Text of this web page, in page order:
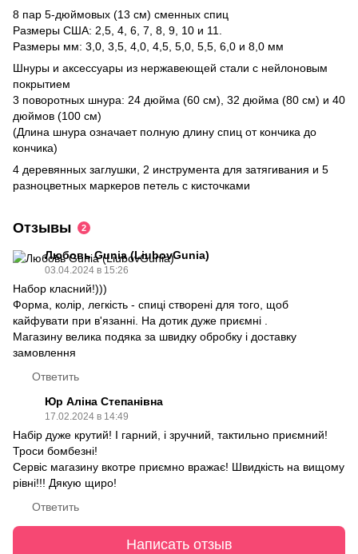
8 пар 5-дюймовых (13 см) сменных спиц
Размеры США: 2,5, 4, 6, 7, 8, 9, 10 и 11.
Размеры мм: 3,0, 3,5, 4,0, 4,5, 5,0, 5,5, 6,0 и 8,0 мм
Шнуры и аксессуары из нержавеющей стали с нейлоновым
покрытием
3 поворотных шнура: 24 дюйма (60 см), 32 дюйма (80 см) и 40
дюймов (100 см)
(Длина шнура означает полную длину спиц от кончика до
кончика)
4 деревянных заглушки, 2 инструмента для затягивания и 5
разноцветных маркеров петель с кисточками
Отзывы 2
Любовь Gunia (LiubovGunia)
03.04.2024 в 15:26
Набор класний!)))
Форма, колір, легкість - спиці створені для того, щоб
кайфувати при в'язанні. На дотик дуже приємні .
Магазину велика подяка за швидку обробку і доставку
замовлення
Ответить
Юр Аліна Степанівна
17.02.2024 в 14:49
Набір дуже крутий! І гарний, і зручний, тактильно приємний!
Троси бомбезні!
Сервіс магазину вкотре приємно вражає! Швидкість на вищому
рівні!!! Дякую щиро!
Ответить
Написать отзыв